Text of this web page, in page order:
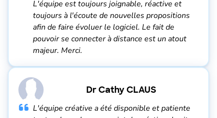
L'équipe est toujours joignable, réactive et
toujours à l'écoute de nouvelles propositions
afin de faire évoluer le logiciel. Le fait de
pouvoir se connecter à distance est un atout
majeur. Merci.
Dr Cathy CLAUS
L'équipe créative a été disponible et patiente